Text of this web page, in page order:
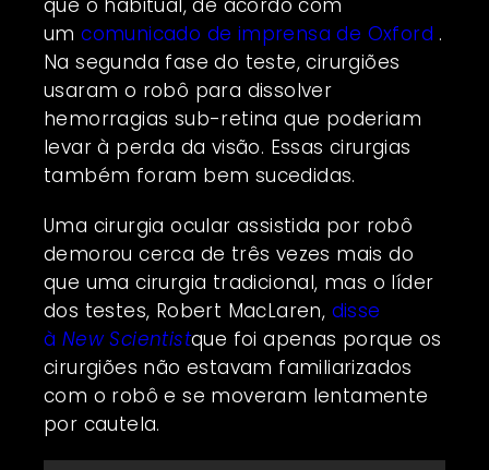
que o habitual, de acordo com
umcomunicado de imprensa de Oxford .
Na segunda fase do teste, cirurgiões
usaram o robô para dissolver
hemorragias sub-retina que poderiam
levar à perda da visão. Essas cirurgias
também foram bem sucedidas.
Uma cirurgia ocular assistida por robô
demorou cerca de três vezes mais do
que uma cirurgia tradicional, mas o líder
dos testes, Robert MacLaren, disse
à New Scientistque foi apenas porque os
cirurgiões não estavam familiarizados
com o robô e se moveram lentamente
por cautela.